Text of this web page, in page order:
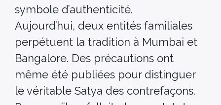
symbole d’authenticité.
Aujourd’hui, deux entités familiales
perpétuent la tradition à Mumbai et
Bangalore. Des précautions ont
même été publiées pour distinguer
le véritable Satya des contrefaçons.